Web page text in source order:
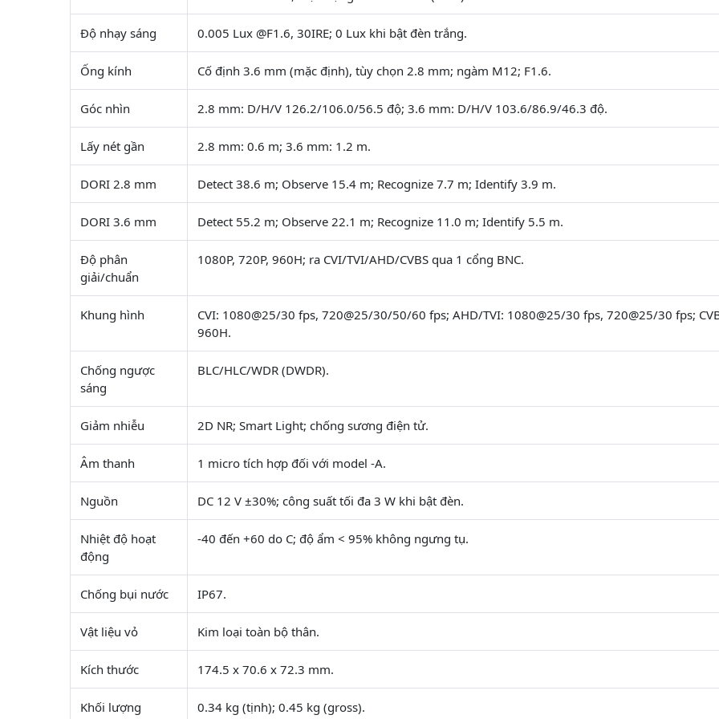
Độ nhạy sáng 0.005 Lux @F1.6, 30IRE; 0 Lux khi bật đèn trắng.
Ống kính Cố định 3.6 mm (mặc định), tùy chọn 2.8 mm; ngàm M12; F1.6.
Góc nhìn 2.8 mm: D/H/V 126.2/106.0/56.5 độ; 3.6 mm: D/H/V 103.6/86.9/46.3 độ.
Lấy nét gần 2.8 mm: 0.6 m; 3.6 mm: 1.2 m.
DORI 2.8 mm Detect 38.6 m; Observe 15.4 m; Recognize 7.7 m; Identify 3.9 m.
DORI 3.6 mm Detect 55.2 m; Observe 22.1 m; Recognize 11.0 m; Identify 5.5 m.
Độ phân
giải/chuẩn
1080P, 720P, 960H; ra CVI/TVI/AHD/CVBS qua 1 cổng BNC.
Khung hình
CVI: 1080@25/30 fps, 720@25/30/50/60 fps; AHD/TVI: 1080@25/30 fps, 720@25/30 fps;
960H.
Chống ngược
sáng
BLC/HLC/WDR (DWDR).
Giảm nhiễu 2D NR; Smart Light; chống sương điện tử.
Âm thanh 1 micro tích hợp đối với model -A.
Nguồn DC 12 V ±30%; công suất tối đa 3 W khi bật đèn.
Nhiệt độ hoạt
động
-40 đến +60 do C; độ ẩm < 95% không ngưng tụ.
Chống bụi nước IP67.
Vật liệu vỏ Kim loại toàn bộ thân.
Kích thước 174.5 x 70.6 x 72.3 mm.
Khối lượng 0.34 kg (tịnh); 0.45 kg (gross).